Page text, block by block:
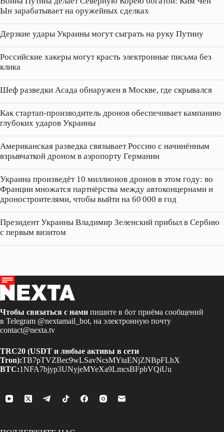
Ын зарабатывает на оружейных сделках
Дерзкие удары Украины могут сыграть на руку Путину
Российские хакеры могут красть электронные письма без
клика
Шеф разведки Асада обнаружен в Москве, где скрывался
Как стартап‑производитель дронов обеспечивает кампанию
глубоких ударов Украины
Американская разведка связывает Россию с начинённым
взрывчаткой дроном в аэропорту Германии
Украина произведёт 10 миллионов дронов в этом году: во
Франции множатся партнёрства между автоконцернами и
дроностроителями, чтобы выйти на 60 000 в год
Президент Украины Владимир Зеленский прибыл в Сербию
с первым визитом
Чтобы связаться с нами пишите в бот приёма сообщений
в Telegram @nextamail_bot, на электронную почту
contact@nexta.tv
TRC20 (USDT и любые активы в сети
Tron):TB7pTVZBec9wLSavNcsMYiuENjZNBpFLhX
BTC:1NFA7bjyp3UNyjeMYeXa9LmcsBFpbVQiUu